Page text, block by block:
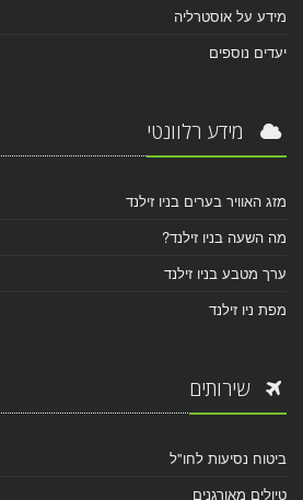
מידע על אוסטרליה
יעדים נוספים
מידע רלוונטי
מזג האוויר בערים בניו זילנד
מה השעה בניו זילנד?
ערך מטבע בניו זילנד
מפת ניו זילנד
שירותים
ביטוח נסיעות לחו"ל
טיולים מאורגנים